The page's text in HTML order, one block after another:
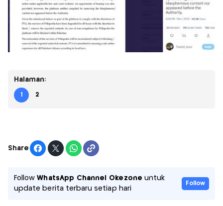
Halaman:
1 2
Share
FollowWhatsApp Channel Okezone untuk
update berita terbaru setiap hari
Follow